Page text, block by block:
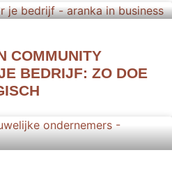
COMMUNITY
BEDRIJF: ZO DOE